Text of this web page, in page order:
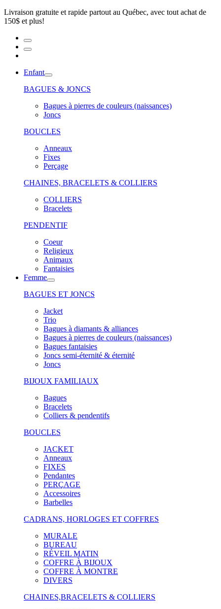
Livraison gratuite et rapide partout au Québec, avec tout achat de
150$ et plus!
Enfant
BAGUES & JONCS
Bagues à pierres de couleurs (naissances)
Joncs
BOUCLES
Anneaux
Fixes
Perçage
CHAINES, BRACELETS & COLLIERS
COLLIERS
Bracelets
PENDENTIF
Coeur
Religieux
Animaux
Fantaisies
Femme
BAGUES ET JONCS
Jacket
Trio
Bagues à diamants & alliances
Bagues à pierres de couleurs (naissances)
Bagues fantaisies
Joncs semi-éternité & éternité
Joncs
BIJOUX FAMILIAUX
Bagues
Bracelets
Colliers & pendentifs
BOUCLES
JACKET
Anneaux
FIXES
Pendantes
PERÇAGE
Accessoires
Barbelles
CADRANS, HORLOGES ET COFFRES
MURALE
BUREAU
RÉVEIL MATIN
COFFRE À BIJOUX
COFFRE À MONTRE
DIVERS
CHAINES,BRACELETS & COLLIERS